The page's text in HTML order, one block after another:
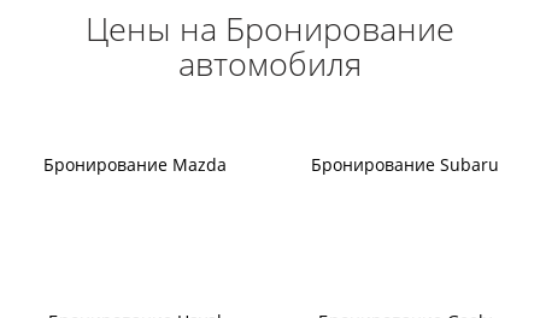
Цены на Бронирование
автомобиля
Бронирование Mazda Бронирование Subaru